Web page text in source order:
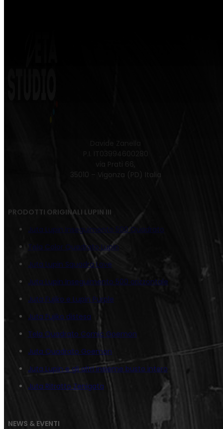
P.I. IT03994600280
via Prati 66,
35010 – Vigonza (PD) Italia
PRODOTTI ORIGINALI LUPIN III
Juta Lupin Inseguimento 500 Quadrato
Tela Color Quadrato Lupin
Juta Lupin Squadra Love
Juta Lupin Inseguimento 500 orizzontale
Juta Fujiko e Lupin Purple
Juta Fujiko distesa
Tela Quadrato Comic Goemon
Juta Quadrato Goemon
Juta Lupin e gli altri insieme busto intero
Juta Ritratto Zenigata
NEWS & EVENTI